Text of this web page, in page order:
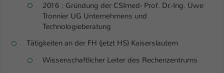
2016 : Gründung der CSImed- Prof. Dr.-Ing. Uwe
Tronnier UG Unternehmens und
Technologieberatung
Tätigkeiten an der FH (jetzt HS) Kaiserslautern
Wissenschaftlicher Leiter des Rechenzentrums
Einstellungen. Unter anderem eine zufällig
generierte ID, für die historische
Speicherung Ihrer vorgenommen
Betreiber dies eingestellt hat.